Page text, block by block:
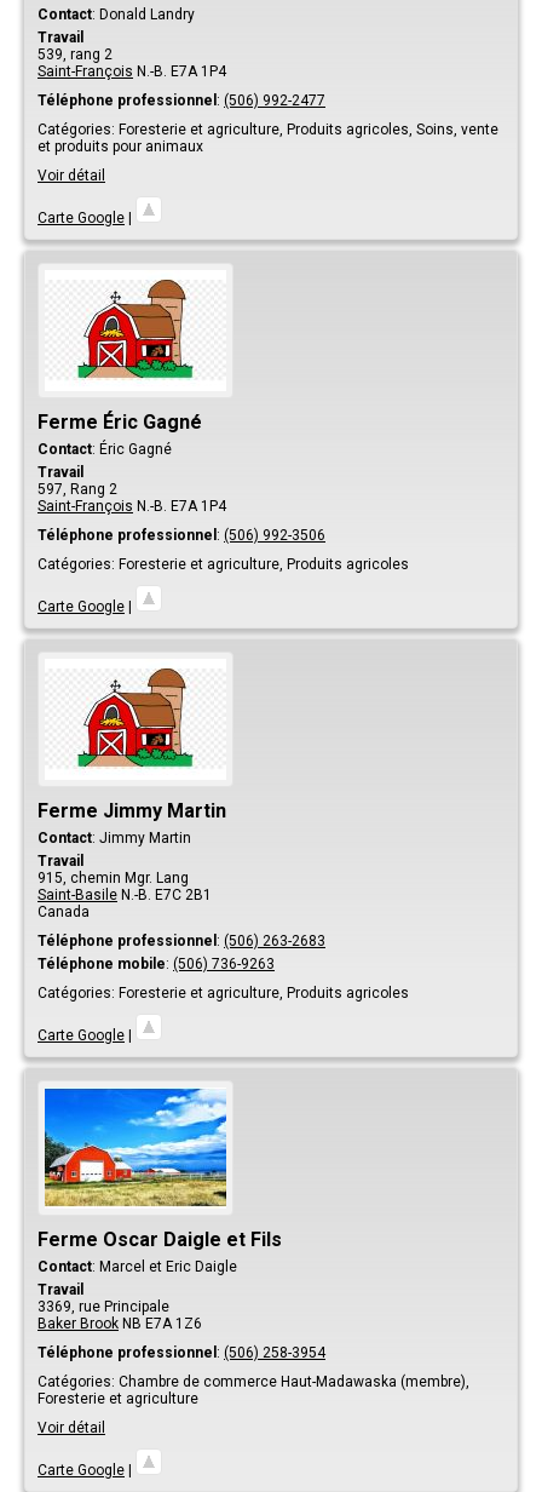
Contact: Donald Landry
Travail
539, rang 2
Saint-François N.-B. E7A 1P4
Téléphone professionnel : (506) 992-2477
Catégories: Foresterie et agriculture, Produits agricoles, Soins, vente
et produits pour animaux
Voir détail
Carte Google |
Ferme Éric Gagné
Contact: Éric Gagné
Travail
597, Rang 2
Saint-François N.-B. E7A 1P4
Téléphone professionnel : (506) 992-3506
Catégories: Foresterie et agriculture, Produits agricoles
Carte Google |
Ferme Jimmy Martin
Contact: Jimmy Martin
Travail
915, chemin Mgr. Lang
Saint-Basile N.-B. E7C 2B1
Canada
Téléphone professionnel : (506) 263-2683
Téléphone mobile: (506) 736-9263
Catégories: Foresterie et agriculture, Produits agricoles
Carte Google |
Ferme Oscar Daigle et Fils
Contact: Marcel et Eric Daigle
Travail
3369, rue Principale
Baker Brook NB E7A 1Z6
Téléphone professionnel : (506) 258-3954
Catégories: Chambre de commerce Haut-Madawaska (membre),
Foresterie et agriculture
Voir détail
Carte Google |